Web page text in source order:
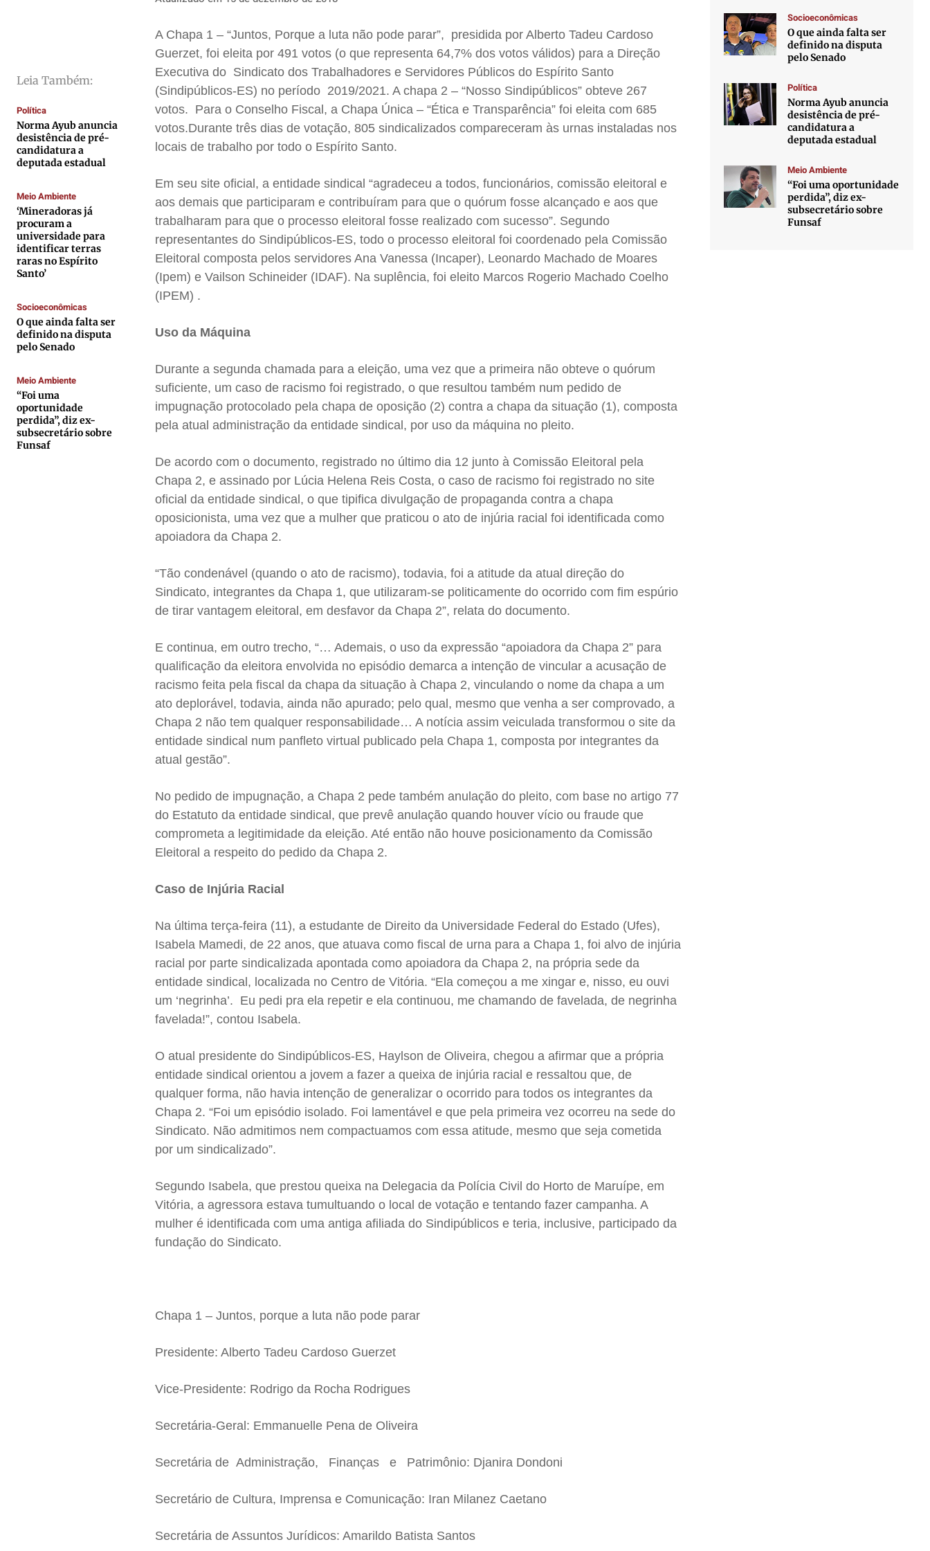
Colunas
Caetano Roque
Gustavo Bastos
Wanda Sily
Publicidade Legal
Anuncie
Quem Somos
Expediente
Contato
Termos de Uso
Privacidade
Colunas
Caetano Roque
Gustavo Bastos
Wanda Sily
Publicidade Legal
Anuncie
Quem Somos
Expediente
Contato
Termos de Uso
Privacidade
Colunas
Caetano Roque
Gustavo Bastos
Wanda Sily
Publicidade Legal
Anuncie
Quem Somos
Expediente
Contato
Termos de Uso
Privacidade
Colunas
Caetano Roque
Gustavo Bastos
Wanda Sily
Publicidade Legal
Anuncie
Quem Somos
Expediente
Contato
Termos de Uso
Privacidade
Leia Também:
Política
Norma Ayub anuncia
desistência de pré-
candidatura a
deputada estadual
Meio Ambiente
‘Mineradoras já
procuram a
universidade para
identificar terras
raras no Espírito
Santo’
Socioeconômicas
O que ainda falta ser
definido na disputa
pelo Senado
Meio Ambiente
“Foi uma
oportunidade
perdida”, diz ex-
subsecretário sobre
Funsaf
A Chapa 1 – “Juntos, Porque a luta não pode parar”, presidida por Alberto Tadeu Cardoso
Guerzet, foi eleita por 491 votos (o que representa 64,7% dos votos válidos) para a Direção
Executiva do Sindicato dos Trabalhadores e Servidores Públicos do Espírito Santo
(Sindipúblicos-ES) no período 2019/2021. A chapa 2 – “Nosso Sindipúblicos” obteve 267
votos. Para o Conselho Fiscal, a Chapa Única – “Ética e Transparência” foi eleita com 685
votos.Durante três dias de votação, 805 sindicalizados compareceram às urnas instaladas nos
locais de trabalho por todo o Espírito Santo.
Em seu site oficial, a entidade sindical “agradeceu a todos, funcionários, comissão eleitoral e
aos demais que participaram e contribuíram para que o quórum fosse alcançado e aos que
trabalharam para que o processo eleitoral fosse realizado com sucesso”. Segundo
representantes do Sindipúblicos-ES, todo o processo eleitoral foi coordenado pela Comissão
Eleitoral composta pelos servidores Ana Vanessa (Incaper), Leonardo Machado de Moares
(Ipem) e Vailson Schineider (IDAF). Na suplência, foi eleito Marcos Rogerio Machado Coelho
(IPEM) .
Uso da Máquina
Durante a segunda chamada para a eleição, uma vez que a primeira não obteve o quórum
suficiente, um caso de racismo foi registrado, o que resultou também num pedido de
impugnação protocolado pela chapa de oposição (2) contra a chapa da situação (1), composta
pela atual administração da entidade sindical, por uso da máquina no pleito.
De acordo com o documento, registrado no último dia 12 junto à Comissão Eleitoral pela
Chapa 2, e assinado por Lúcia Helena Reis Costa, o caso de racismo foi registrado no site
oficial da entidade sindical, o que tipifica divulgação de propaganda contra a chapa
oposicionista, uma vez que a mulher que praticou o ato de injúria racial foi identificada como
apoiadora da Chapa 2.
“Tão condenável (quando o ato de racismo), todavia, foi a atitude da atual direção do
Sindicato, integrantes da Chapa 1, que utilizaram-se politicamente do ocorrido com fim espúrio
de tirar vantagem eleitoral, em desfavor da Chapa 2”, relata do documento.
E continua, em outro trecho, “… Ademais, o uso da expressão “apoiadora da Chapa 2” para
qualificação da eleitora envolvida no episódio demarca a intenção de vincular a acusação de
racismo feita pela fiscal da chapa da situação à Chapa 2, vinculando o nome da chapa a um
ato deplorável, todavia, ainda não apurado; pelo qual, mesmo que venha a ser comprovado, a
Chapa 2 não tem qualquer responsabilidade… A notícia assim veiculada transformou o site da
entidade sindical num panfleto virtual publicado pela Chapa 1, composta por integrantes da
atual gestão”.
No pedido de impugnação, a Chapa 2 pede também anulação do pleito, com base no artigo 77
do Estatuto da entidade sindical, que prevê anulação quando houver vício ou fraude que
comprometa a legitimidade da eleição. Até então não houve posicionamento da Comissão
Eleitoral a respeito do pedido da Chapa 2.
Caso de Injúria Racial
Na última terça-feira (11), a estudante de Direito da Universidade Federal do Estado (Ufes),
Isabela Mamedi, de 22 anos, que atuava como fiscal de urna para a Chapa 1, foi alvo de injúria
racial por parte sindicalizada apontada como apoiadora da Chapa 2, na própria sede da
entidade sindical, localizada no Centro de Vitória. “Ela começou a me xingar e, nisso, eu ouvi
um ‘negrinha’. Eu pedi pra ela repetir e ela continuou, me chamando de favelada, de negrinha
favelada!”, contou Isabela.
O atual presidente do Sindipúblicos-ES, Haylson de Oliveira, chegou a afirmar que a própria
entidade sindical orientou a jovem a fazer a queixa de injúria racial e ressaltou que, de
qualquer forma, não havia intenção de generalizar o ocorrido para todos os integrantes da
Chapa 2. “Foi um episódio isolado. Foi lamentável e que pela primeira vez ocorreu na sede do
Sindicato. Não admitimos nem compactuamos com essa atitude, mesmo que seja cometida
por um sindicalizado”.
Segundo Isabela, que prestou queixa na Delegacia da Polícia Civil do Horto de Maruípe, em
Vitória, a agressora estava tumultuando o local de votação e tentando fazer campanha. A
mulher é identificada com uma antiga afiliada do Sindipúblicos e teria, inclusive, participado da
fundação do Sindicato.
Chapa 1 – Juntos, porque a luta não pode parar
Presidente: Alberto Tadeu Cardoso Guerzet
Vice-Presidente: Rodrigo da Rocha Rodrigues
Secretária-Geral: Emmanuelle Pena de Oliveira
Secretária de Administração, Finanças e Patrimônio: Djanira Dondoni
Secretário de Cultura, Imprensa e Comunicação: Iran Milanez Caetano
Secretária de Assuntos Jurídicos: Amarildo Batista Santos
Socioeconômicas
O que ainda falta ser
definido na disputa
pelo Senado
Política
Norma Ayub anuncia
desistência de pré-
candidatura a
deputada estadual
Meio Ambiente
“Foi uma oportunidade
perdida”, diz ex-
subsecretário sobre
Funsaf